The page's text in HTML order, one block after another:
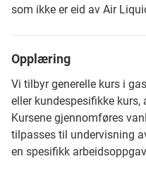
som ikke er eid av Air
Opplæring
Vi tilbyr generelle kurs i
eller kundespesifikke kurs,
Kursene gjennomføres
tilpasses til undervisning
en spesifikk